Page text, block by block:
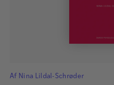
Af Nina Lildal-Schrøder